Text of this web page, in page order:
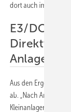
dort auch im
E3/DC
Anlagen
Aus den
ab. „Nach Ansicht
Kleinanlagen bis 30